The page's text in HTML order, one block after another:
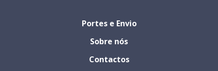
Portes e Envio
Sobre nós
Contactos